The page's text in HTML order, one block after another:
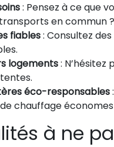
: Pensez à ce que
en commun ?
fiables: Consultez
logements:
éco-responsables
chauffage
à ne